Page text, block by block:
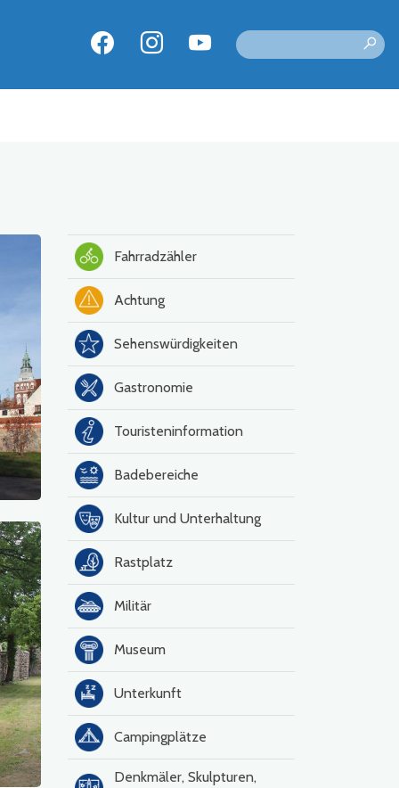
Fahrradzähler
Achtung
Sehenswürdigkeiten
Gastronomie
Touristeninformation
Badebereiche
Kultur und Unterhaltung
Rastplatz
Militär
Museum
Unterkunft
Campingplätze
Denkmäler, Skulpturen,